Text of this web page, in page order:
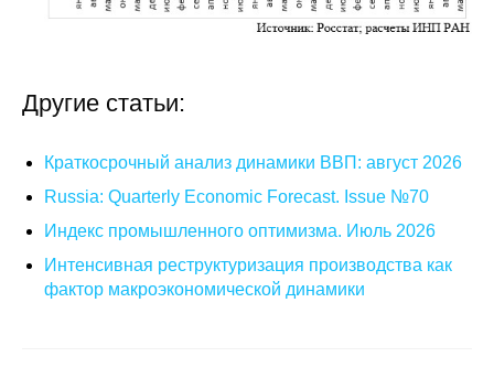
Другие статьи:
Краткосрочный анализ динамики ВВП: август 2026
Russia: Quarterly Economic Forecast. Issue №70
Индекс промышленного оптимизма. Июль 2026
Интенсивная реструктуризация производства как
фактор макроэкономической динамики